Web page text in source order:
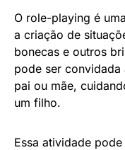
O role-playing é
a criação de
bonecas e outros
pode ser convidada
pai ou mãe,
um filho.
Essa atividade